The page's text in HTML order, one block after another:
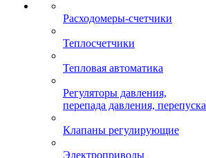
Расходомеры-счетчики
Теплосчетчики
Тепловая автоматика
Регуляторы давления,
перепада давления, перепуска
Клапаны регулирующие
Электроприводы